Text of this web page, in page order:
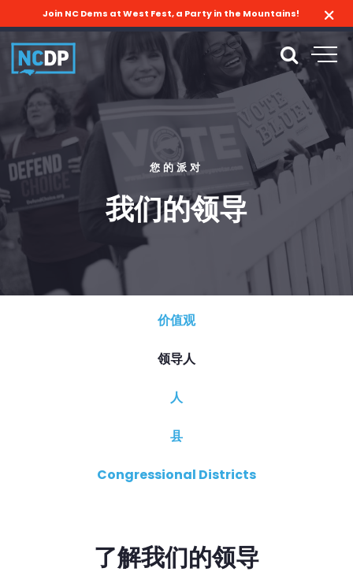
Join NC Dems at West Fest, a Party in the Mountains!
您的派对
我们的领导
价值观
领导人
人
县
Congressional Districts
了解我们的领导